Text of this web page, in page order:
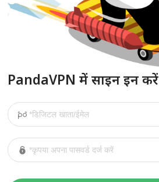
PandaVPN में साइन इन करें